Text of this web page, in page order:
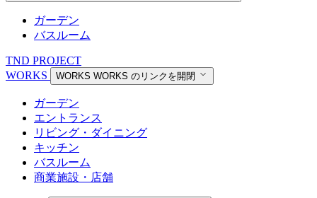
ガーデン
バスルーム
TND PROJECT
WORKS
WORKS WORKS のリンクを開閉
ガーデン
エントランス
リビング・ダイニング
キッチン
バスルーム
商業施設・店舗